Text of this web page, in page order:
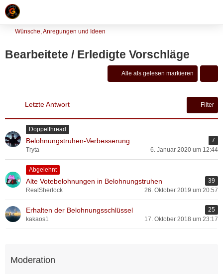
Wünsche, Anregungen und Ideen
Bearbeitete / Erledigte Vorschläge
Alle als gelesen markieren
Letzte Antwort Filter
Doppelthread
Belohnungstruhen-Verbesserung
7
Tryta
6. Januar 2020 um 12:44
Abgelehnt
Alte Votebelohnungen in Belohnungstruhen
39
RealSherlock
26. Oktober 2019 um 20:57
Erhalten der Belohnungsschlüssel
25
kakaos1
17. Oktober 2018 um 23:17
Moderation